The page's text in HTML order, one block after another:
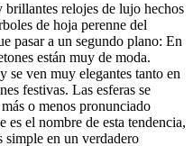
brillantes relojes de lujo hechos
de hoja perenne del
pasar a un segundo plano: En
están muy de moda.
se ven muy elegantes tanto en
festivas. Las esferas se
o menos pronunciado
el nombre de esta tendencia,
simple en un verdadero